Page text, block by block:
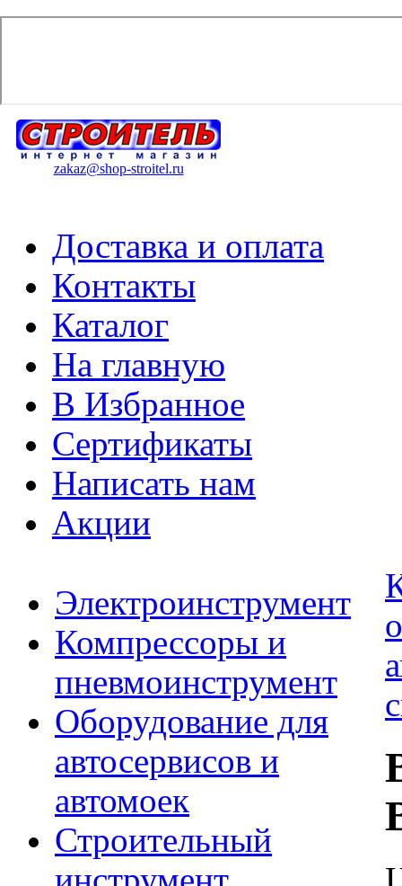
zakaz@shop-stroitel.ru
Доставка и оплата
Контакты
Каталог
На главную
В Избранное
Сертификаты
Написать нам
Акции
Электроинструмент
Компрессоры и
пневмоинструмент
Оборудование для
автосервисов и
автомоек
Строительный